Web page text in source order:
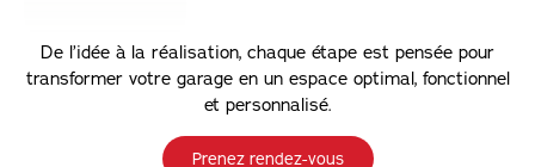
De l’idée à la réalisation, chaque étape est pensée pour
transformer votre garage en un espace optimal, fonctionnel
et personnalisé.
Prenez rendez-vous